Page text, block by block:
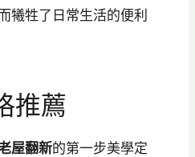
犧牲了日常生活的便利
推薦
屋翻新的第一步美學定